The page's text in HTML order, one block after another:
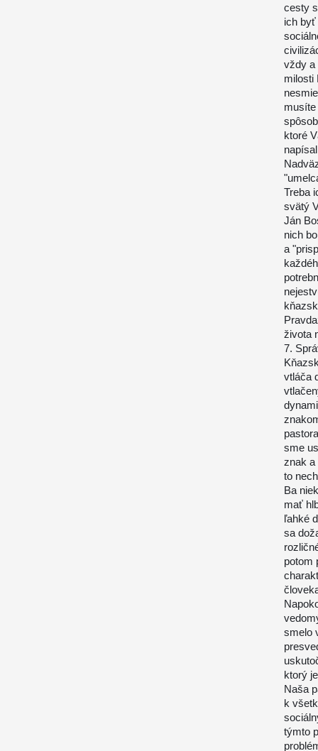
cesty
ich byť
vždy a
milosti
ktoré
Treba
svätý
Ján
nich
a
života
7.
vtláča
sme
znak a
to
Ba
mať
ľahké
sa
potom
smelo
ktorý
Naša
k
týmto